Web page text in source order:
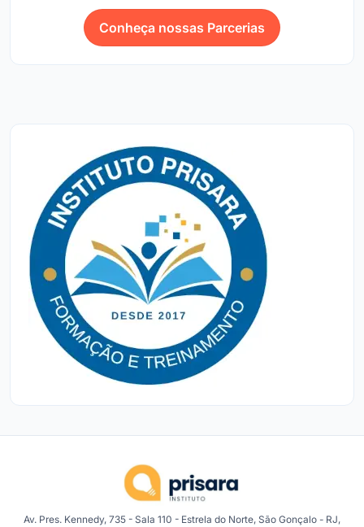
Conheça nossas Parcerias
Av. Pres. Kennedy, 735 - Sala 110 - Estrela do Norte, São Gonçalo - RJ,